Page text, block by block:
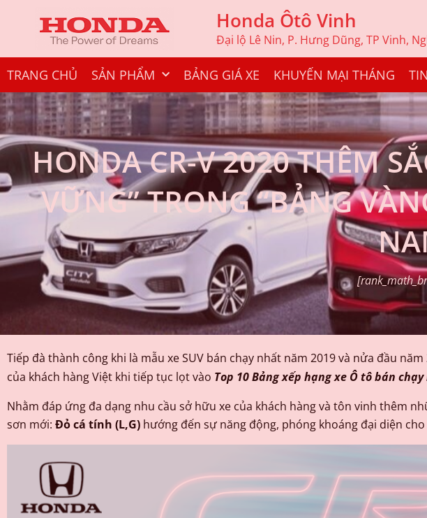
Honda Ôtô Vinh
Đại lộ Lê Nin, P. Hưng Dũng, TP Vinh,
TRANG CHỦ SẢN PHẨM BẢNG GIÁ XE KHUYẾN MẠI THÁNG
HONDA CR-V 2020 THÊM
VỮNG” TRONG “BẢNG
Tiếp đà thành công khi là mẫu xe SUV bán chạy nhất năm 2019 và nửa đầu năm
của khách hàng Việt khi tiếp tục lọt vào Top 10 Bảng xếp hạng xe Ô tô bán
Nhằm đáp ứng đa dạng nhu cầu sở hữu xe của khách hàng và tôn vinh thêm
sơn mới: Đỏ cá tính (L,G) hướng đến sự năng động, phóng khoáng đại diện